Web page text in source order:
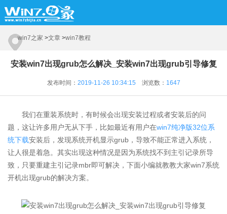
win7之家 >文章 >win7教程
安装win7出现grub怎么解决_安装win7出现grub引导修复
发布时间： 2019-11-26 10:34:15 浏览数： 1647
我们在重装系统时，有时候会出现安装过程或者安装后的问
题，这让许多用户无从下手，比如最近有用户在win7纯净版32位系
统下载安装后，发现系统开机显示grub，导致不能正常进入系统，
让人很是着急。其实出现这种情况是因为系统找不到主引记录所导
致，只要重建主引记录mbr即可解决，下面小编就教教大家win7系统
开机出现grub的解决方案。